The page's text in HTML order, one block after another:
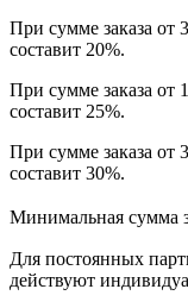
При сумме заказа от
составит 20%.
При сумме заказа от
составит 25%.
При сумме заказа от
составит 30%.
Минимальная сумма
Для постоянных
действуют